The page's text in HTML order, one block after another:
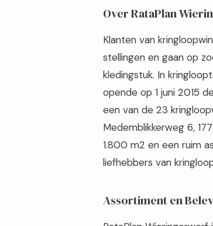
Over RataPlan
Klanten van
stellingen en gaan op
kledingstuk. In
opende op 1 juni 2015
een van de 23
Medemblikkerweg 6,
1.800 m2 en een ruim
liefhebbers van
Assortiment en